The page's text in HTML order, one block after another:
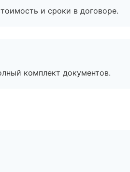
и сроки в договоре.
комплект документов.